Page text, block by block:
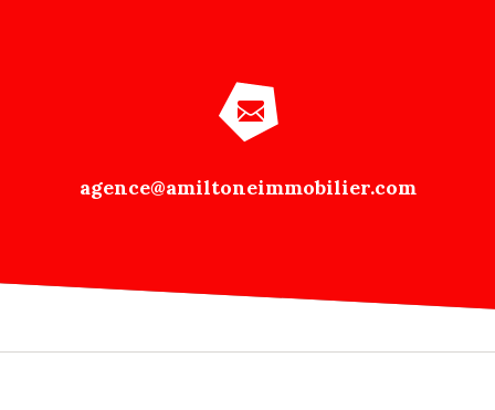
agence@amiltoneimmobilier.com